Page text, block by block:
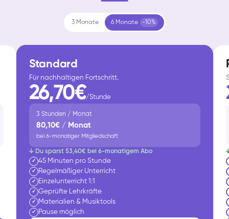
3 Monate 6 Monate -10%
Standard
Für nachhaltigen Fortschritt.
26,70€/Stunde
3 Stunden / Monat
80,10€ / Monat
bei 6-monatiger Mitgliedschaft
↓ Du sparst 53,40€ bei 6-monatigem Abo
✓ 45 Minuten pro Stunde
✓ Regelmäßiger Unterricht
✓ Einzelunterricht 1:1
✓ Geprüfte Lehrkräfte
✓ Materialien & Musiktools
✓ Pause möglich